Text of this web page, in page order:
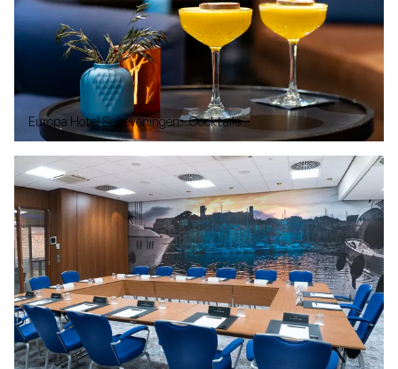
Europa Hotel Scheveningen - Cocktails